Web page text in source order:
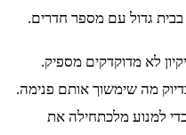
בבית גדול עם מספר חדרים.
לא מדוקדקים מספיק.
מה שימשוך אותם פנימה.
כדי למנוע מלכתחילה את